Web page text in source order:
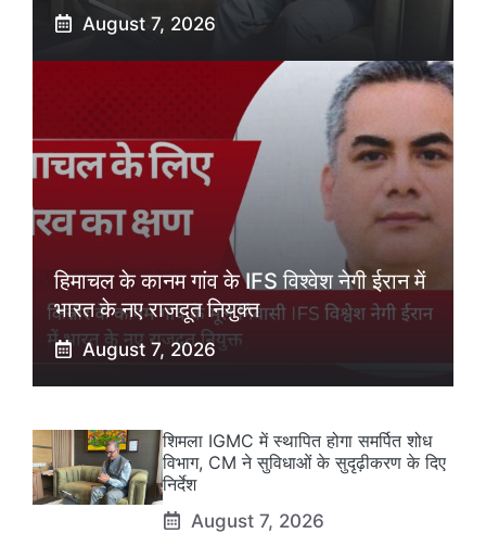
August 7, 2026
हिमाचल के कानम गांव के IFS विश्वेश नेगी ईरान में
भारत के नए राजदूत नियुक्त
August 7, 2026
शिमला IGMC में स्थापित होगा समर्पित शोध
विभाग, CM ने सुविधाओं के सुदृढ़ीकरण के दिए
निर्देश
August 7, 2026